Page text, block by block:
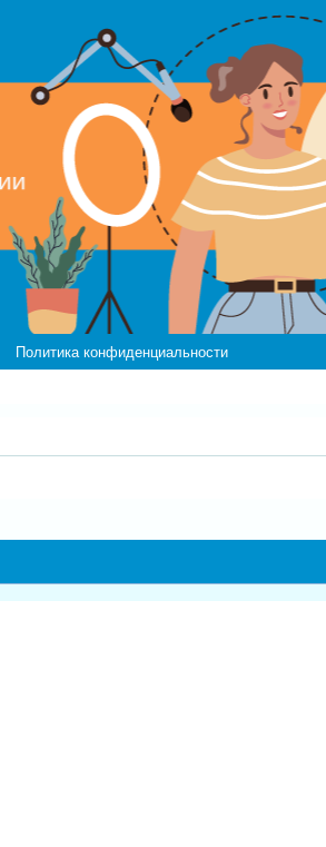
Политика конфиденциальности